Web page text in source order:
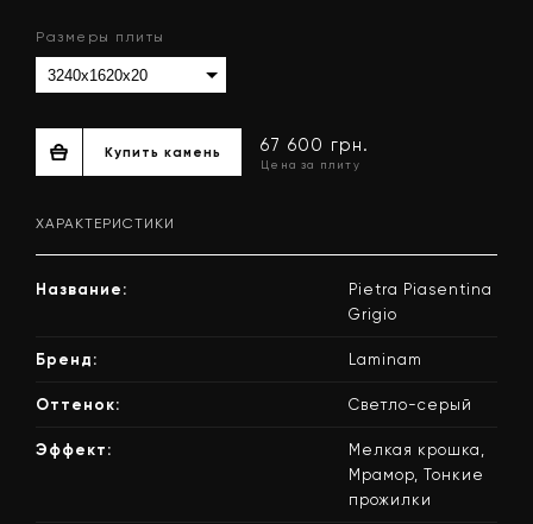
Размеры плиты
Цена за плиту
ХАРАКТЕРИСТИКИ
Название:
Pietra Piasentina
Grigio
Бренд: Laminam
Оттенок: Светло-серый
Эффект:
Мелкая крошка,
Мрамор, Тонкие
прожилки